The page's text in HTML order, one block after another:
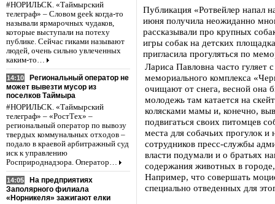
#НОРИЛЬСК. «Таймырский
телеграф» – Словом geek когда-то
называли ярмарочных чудаков,
которые выступали на потеху
публике. Сейчас гиками называют
людей, очень сильно увлеченных
каким-то…
14:10
Региональный оператор не
может вывезти мусор из
поселков Таймыра
#НОРИЛЬСК. «Таймырский
телеграф» – «РостТех» –
региональный оператор по вывозу
твердых коммунальных отходов –
подало в краевой арбитражный суд
иск к управлению
Росприроднадзора. Оператор…
14:05
На предприятиях
Заполярного филиала
«Норникеля» зажигают елки
Публикация «Ротвейлер напал
июня получила неожиданно
рассказывали про крупных
игры собак на детских
пригласила прогуляться по
Лариса Павловна часто гуляет
мемориального комплекса
очищают от снега, весной она
молодежь там катается на
колясками мамы и, конечно,
подвигаться своих питомцев
места для собачьих прогулок
сотрудников пресс-службы
власти подумали и о братьях
содержания животных в
Например, что совершать
специально отведенных для